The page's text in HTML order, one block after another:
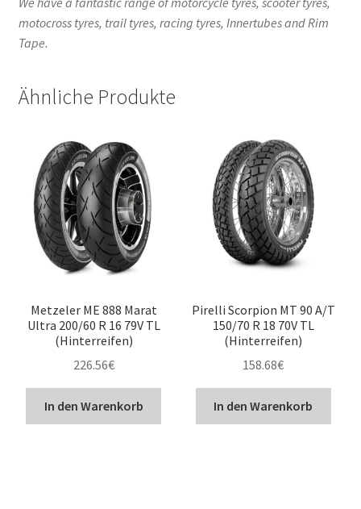
motocross tyres, trail tyres, racing tyres, Innertubes and Rim
Tape.
Ähnliche Produkte
Metzeler ME 888 Marat
Ultra 200/60 R 16 79V TL
(Hinterreifen)
226.56€
In den Warenkorb
Pirelli Scorpion MT 90 A/T
150/70 R 18 70V TL
(Hinterreifen)
158.68€
In den Warenkorb